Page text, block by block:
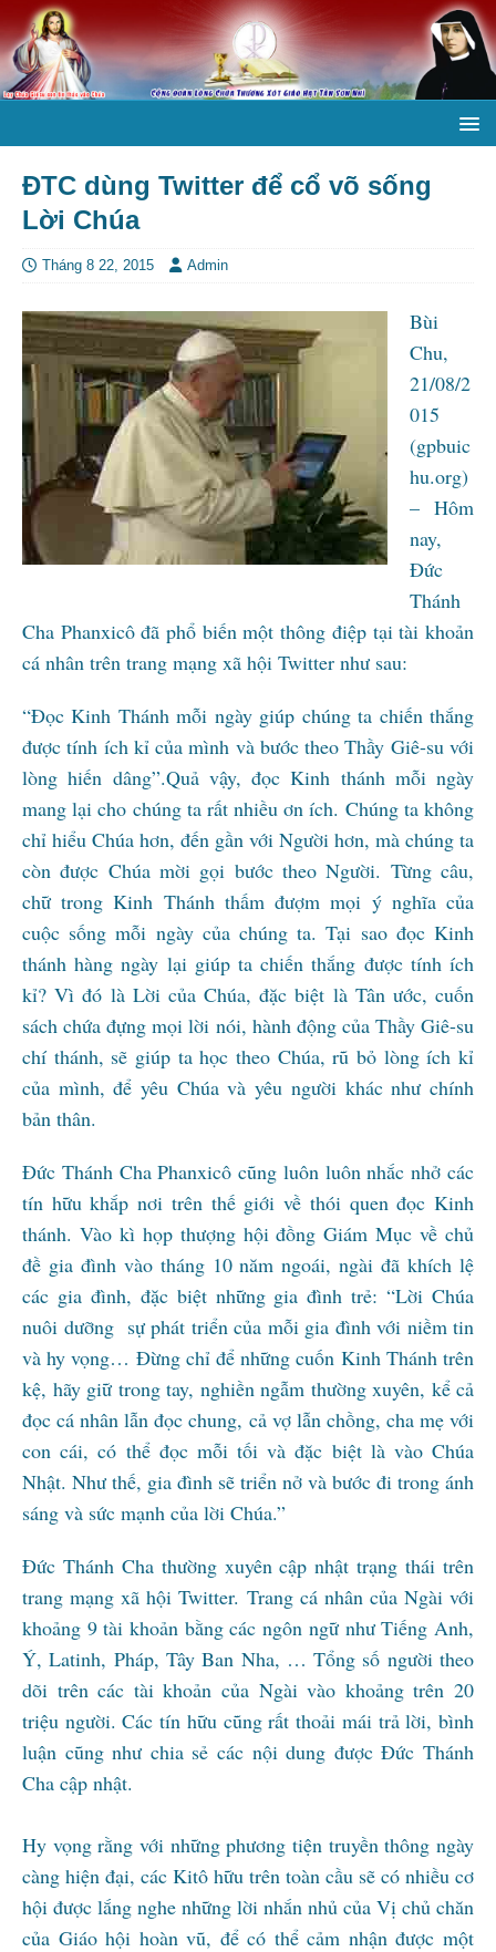
ĐTC dùng Twitter để cổ võ sống
Lời Chúa
Tháng 8 22, 2015 Admin
Bùi
Chu,
21/08/2
015
(gpbuic
hu.org)
– Hôm
nay,
Đức
Thánh
Cha Phanxicô đã phổ biến một thông điệp tại tài khoản
cá nhân trên trang mạng xã hội Twitter như sau:
“Đọc Kinh Thánh mỗi ngày giúp chúng ta chiến thắng
được tính ích kỉ của mình và bước theo Thầy Giê-su với
lòng hiến dâng”.Quả vậy, đọc Kinh thánh mỗi ngày
mang lại cho chúng ta rất nhiều ơn ích. Chúng ta không
chỉ hiểu Chúa hơn, đến gần với Người hơn, mà chúng ta
còn được Chúa mời gọi bước theo Người. Từng câu,
chữ trong Kinh Thánh thấm đượm mọi ý nghĩa của
cuộc sống mỗi ngày của chúng ta. Tại sao đọc Kinh
thánh hàng ngày lại giúp ta chiến thắng được tính ích
kỉ? Vì đó là Lời của Chúa, đặc biệt là Tân ước, cuốn
sách chứa đựng mọi lời nói, hành động của Thầy Giê-su
chí thánh, sẽ giúp ta học theo Chúa, rũ bỏ lòng ích kỉ
của mình, để yêu Chúa và yêu người khác như chính
bản thân.
Đức Thánh Cha Phanxicô cũng luôn luôn nhắc nhở các
tín hữu khắp nơi trên thế giới về thói quen đọc Kinh
thánh. Vào kì họp thượng hội đồng Giám Mục về chủ
đề gia đình vào tháng 10 năm ngoái, ngài đã khích lệ
các gia đình, đặc biệt những gia đình trẻ: “Lời Chúa
nuôi dưỡng sự phát triển của mỗi gia đình với niềm tin
và hy vọng… Đừng chỉ để những cuốn Kinh Thánh trên
kệ, hãy giữ trong tay, nghiền ngẫm thường xuyên, kể cả
đọc cá nhân lẫn đọc chung, cả vợ lẫn chồng, cha mẹ với
con cái, có thể đọc mỗi tối và đặc biệt là vào Chúa
Nhật. Như thế, gia đình sẽ triển nở và bước đi trong ánh
sáng và sức mạnh của lời Chúa.”
Đức Thánh Cha thường xuyên cập nhật trạng thái trên
trang mạng xã hội Twitter. Trang cá nhân của Ngài với
khoảng 9 tài khoản bằng các ngôn ngữ như Tiếng Anh,
Ý, Latinh, Pháp, Tây Ban Nha, … Tổng số người theo
dõi trên các tài khoản của Ngài vào khoảng trên 20
triệu người. Các tín hữu cũng rất thoải mái trả lời, bình
luận cũng như chia sẻ các nội dung được Đức Thánh
Cha cập nhật.
Hy vọng rằng với những phương tiện truyền thông ngày
càng hiện đại, các Kitô hữu trên toàn cầu sẽ có nhiều cơ
hội được lắng nghe những lời nhắn nhủ của Vị chủ chăn
của Giáo hội hoàn vũ, để có thể cảm nhận được một